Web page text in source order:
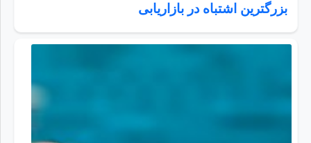
بزرگترین اشتباه در بازاریابی